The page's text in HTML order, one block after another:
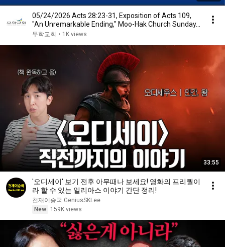
05/24/2026 Acts 28:23-31, Exposition of Acts 109,
"An Unremarkable Ending," Moo-Hak Church Sunday...
무학교회 • 1K views
33:55
'오디세이' 보기 전후 아무때나 보세요! 영화의 프리퀄이
라 할 수 있는 일리아스 이야기 간단 정리!
천재이승국 GeniusSKLee
New
159K views